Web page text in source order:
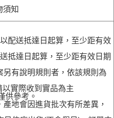
須知
配送抵達日起算，至少距有效
抵達日起算，至少距有效日期
有說明規則者，依該規則為
實際收到實品為主
供參考。
地會因進貨批次有所差異，